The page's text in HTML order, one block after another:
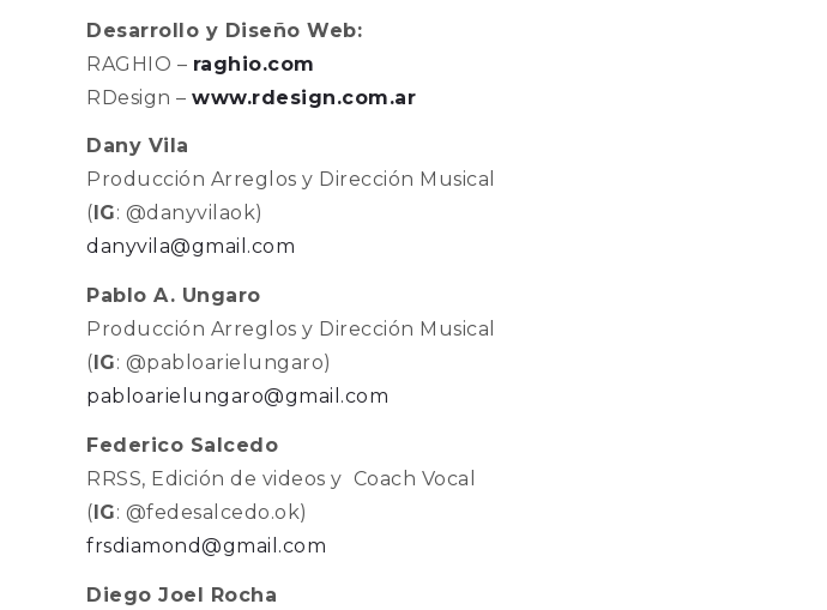
Desarrollo y Diseño Web:
RAGHIO – raghio.com
RDesign – www.rdesign.com.ar
Dany Vila
Producción Arreglos y Dirección Musical
( IG: @danyvilaok)
danyvila@gmail.com
Pablo A. Ungaro
Producción Arreglos y Dirección Musical
( IG: @pabloarielungaro)
pabloarielungaro@gmail.com
Federico Salcedo
RRSS, Edición de videos y Coach Vocal
(IG: @fedesalcedo.ok)
frsdiamond@gmail.com
Diego Joel Rocha